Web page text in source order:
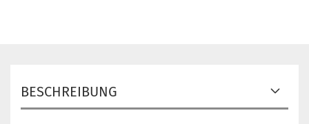
BESCHREIBUNG